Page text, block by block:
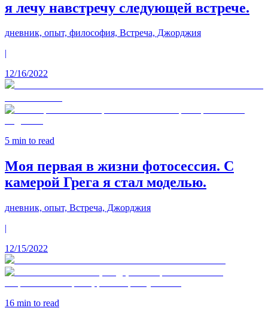
я лечу навстречу следующей встрече.
дневник, опыт, философия, Встреча, Джорджия
12/16/2022
5 min to read
Моя первая в жизни фотосессия. С
камерой Грега я стал моделью.
дневник, опыт, Встреча, Джорджия
|
12/15/2022
16 min to read